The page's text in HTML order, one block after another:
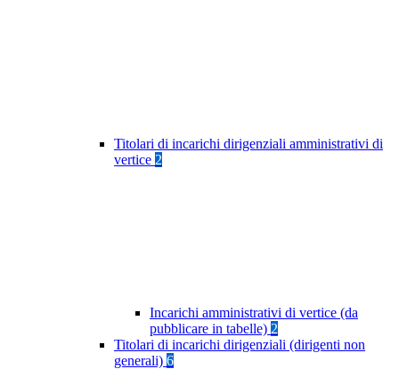
Titolari di incarichi dirigenziali amministrativi di
vertice 2
Incarichi amministrativi di vertice (da
pubblicare in tabelle) 2
Titolari di incarichi dirigenziali (dirigenti non
generali) 6